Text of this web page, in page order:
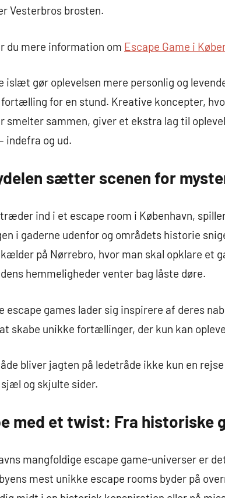
Vesterbros brosten.
du mere information om Escape Game i
islæt gør oplevelsen mere personlig og
fortælling for en stund. Kreative koncepter,
smelter sammen, giver et ekstra lag til
indefra og ud.
sætter scenen for
ind i et escape room i København,
i gaderne udenfor og områdets historie
på Nørrebro, hvor man skal opklare et
hemmeligheder venter bag låste døre.
escape games lader sig inspirere af deres
skabe unikke fortællinger, der kun kan
bliver jagten på ledetråde ikke kun en
sjæl og skjulte sider.
med et twist: Fra
mangfoldige escape game-universer er
mest unikke escape rooms byder på